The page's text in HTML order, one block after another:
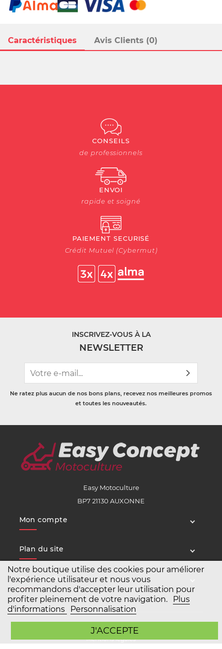
Notre boutique utilise des cookies pour améliorer
l'expérience utilisateur et nous vous
recommandons d'accepter leur utilisation pour
profiter pleinement de votre navigation.
Plus
d'informations
Personnalisation
J'ACCEPTE
Caractéristiques Avis Clients (0)
CONSEILS
de professionnels
ENVOI
rapide et soigné
PAIEMENT SECURISÉ
Crédit Mutuel (Cybermut)
INSCRIVEZ-VOUS À LA
NEWSLETTER
Ne ratez plus aucun de nos bons plans, recevez nos meilleures promos
et toutes les nouveautés.
Easy Motoculture
BP7 21130 AUXONNE
Mon compte
Plan du site
Service client
Copyright Easy Motoculture 2026
Mentions légales